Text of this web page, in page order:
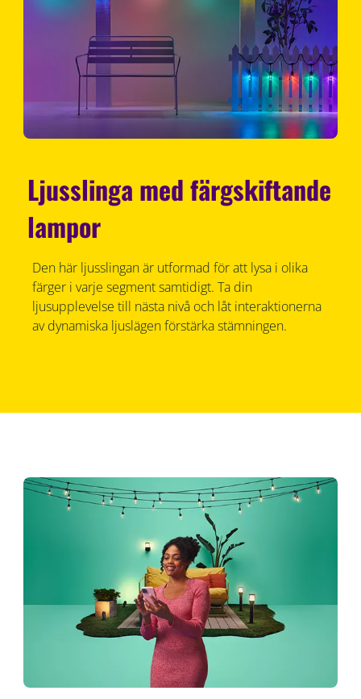
Ljusslinga med färgskiftande
lampor
Den här ljusslingan är utformad för att lysa i olika
färger i varje segment samtidigt. Ta din
ljusupplevelse till nästa nivå och låt interaktionerna
av dynamiska ljuslägen förstärka stämningen.